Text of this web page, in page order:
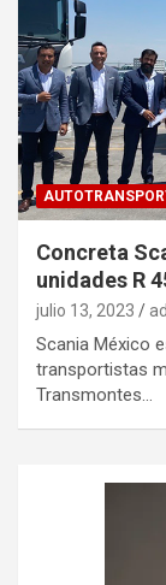
Concreta
unidades R
julio 13, 2023
Scania México
transportistas
Transmontes…